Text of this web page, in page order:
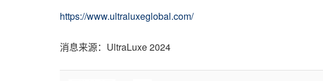
https://www.ultraluxeglobal.com/
消息来源：UltraLuxe 2024